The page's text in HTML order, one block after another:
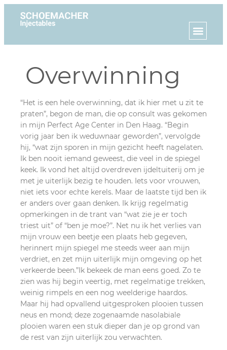
Overwinning
“Het is een hele overwinning, dat ik hier met u zit te
praten”, begon de man, die op consult was gekomen
in mijn Perfect Age Center in Den Haag. “Begin
vorig jaar ben ik weduwnaar geworden”, vervolgde
hij, “wat zijn sporen in mijn gezicht heeft nagelaten.
Ik ben nooit iemand geweest, die veel in de spiegel
keek. Ik vond het altijd overdreven ijdeltuiterij om je
met je uiterlijk bezig te houden. Iets voor vrouwen,
niet iets voor echte kerels. Maar de laatste tijd ben ik
er anders over gaan denken. Ik krijg regelmatig
opmerkingen in de trant van “wat zie je er toch
triest uit” of “ben je moe?”. Net nu ik het verlies van
mijn vrouw een beetje een plaats heb gegeven,
herinnert mijn spiegel me steeds weer aan mijn
verdriet, en zet mijn uiterlijk mijn omgeving op het
verkeerde been.”Ik bekeek de man eens goed. Zo te
zien was hij begin veertig, met regelmatige trekken,
weinig rimpels en een nog weelderige haardos.
Maar hij had opvallend uitgesproken plooien tussen
neus en mond; deze zogenaamde nasolabiale
plooien waren een stuk dieper dan je op grond van
de rest van zijn uiterlijk zou verwachten.